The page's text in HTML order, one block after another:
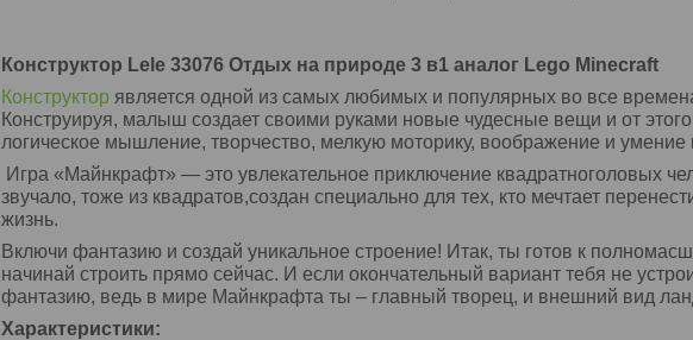
Конструктор Lele 33076 Отдых на природе 3 в1 аналог Lego Minecraft
Конструктор является одной из самых любимых и популярных во все
Конструируя, малыш создает своими руками новые чудесные вещи и от
логическое мышление, творчество, мелкую моторику, воображение и умение
Игра «Майнкрафт» — это увлекательное приключение квадратноголовых
звучало, тоже из квадратов,создан специально для тех, кто мечтает
жизнь.
Включи фантазию и создай уникальное строение! Итак, ты готов к
начинай строить прямо сейчас. И если окончательный вариант тебя не
фантазию, ведь в мире Майнкрафта ты – главный творец, и внешний вид
Характеристики: